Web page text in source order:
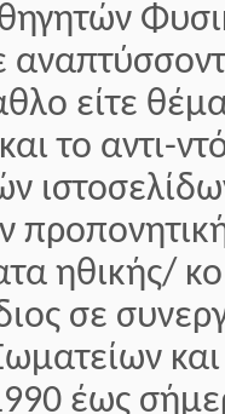
είτε
το αντι-
ηθικής/
σε
έως